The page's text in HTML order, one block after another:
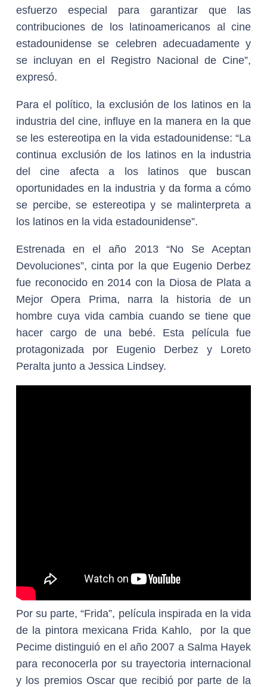
esfuerzo especial para garantizar que las
contribuciones de los latinoamericanos al cine
estadounidense se celebren adecuadamente y
se incluyan en el Registro Nacional de Cine”,
expresó.
Para el político, la exclusión de los latinos en la
industria del cine, influye en la manera en la que
se les estereotipa en la vida estadounidense: “La
continua exclusión de los latinos en la industria
del cine afecta a los latinos que buscan
oportunidades en la industria y da forma a cómo
se percibe, se estereotipa y se malinterpreta a
los latinos en la vida estadounidense”.
Estrenada en el año 2013 “No Se Aceptan
Devoluciones”, cinta por la que Eugenio Derbez
fue reconocido en 2014 con la Diosa de Plata a
Mejor Opera Prima, narra la historia de un
hombre cuya vida cambia cuando se tiene que
hacer cargo de una bebé. Esta película fue
protagonizada por Eugenio Derbez y Loreto
Peralta junto a Jessica Lindsey.
Por su parte, “Frida”, película inspirada en la vida
de la pintora mexicana Frida Kahlo, por la que
Pecime distinguió en el año 2007 a Salma Hayek
para reconocerla por su trayectoria internacional
y los premios Oscar que recibió por parte de la